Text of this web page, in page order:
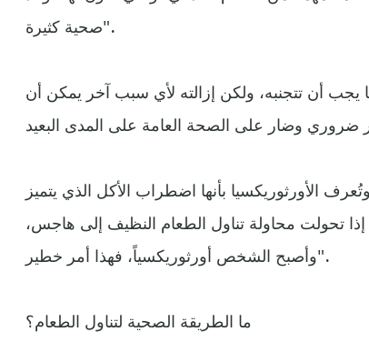
صحية كثيرة".
يجب أن تتجنبه، ولكن إزالته لأي سبب آخر يمكن أن
الأورثوريكسيا بأنها اضطراب الأكل الذي يتميز
تحولت محاولة تناول الطعام النظيف إلى هاجس،
وأصبح الشخص أورثوريكسياً، فهذا أمر خطير".
ما الطريقة الصحية لتناول الطعام؟